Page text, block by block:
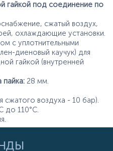
гайкой под соединение по
сжатый воздух,
охлаждающие установки.
с уплотнительными
диеновый каучук) для
гайкой (внутренней
пайка:28 мм.
сжатого воздуха - 10 бар).
до 110°С.